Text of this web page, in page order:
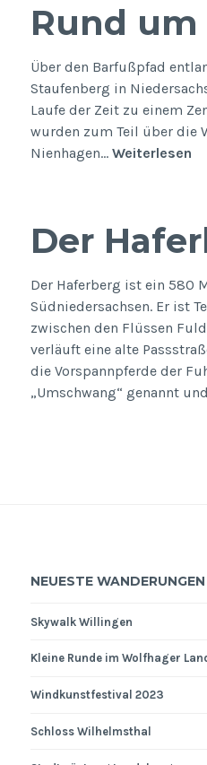
Rund
Über den Barfußpfad
Staufenberg in
Laufe der Zeit zu einem
wurden zum Teil über die
Nienhagen… Weiterlesen
Der
Der Haferberg ist ein 580
Südniedersachsen. Er ist
zwischen den Flüssen
verläuft eine alte
die Vorspannpferde der
„Umschwang“ genannt
NEUESTE WANDERUNGEN
Skywalk Willingen
Kleine Runde im Wolfhager
Windkunstfestival 2023
Schloss Wilhelmsthal